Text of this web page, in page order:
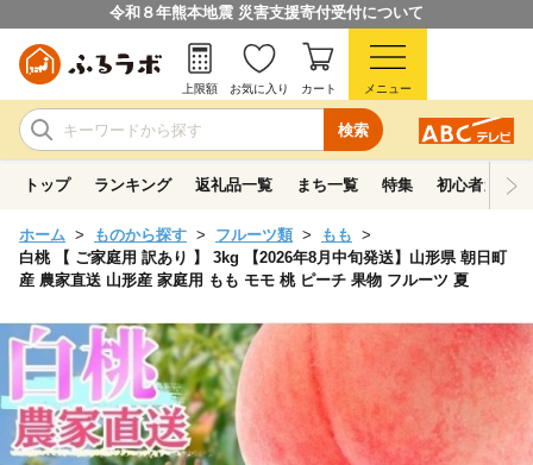
令和８年熊本地震 災害支援寄付受付について
検索
上限額 お気に入り カート メニュー
トップ ランキング 返礼品一覧 まち一覧 特集 初心者ガイド
ホーム ものから探す フルーツ類
もも
白桃 【 ご家庭用 訳あり 】 3kg 【2026年8月中旬発送】山形県 朝日町
産 農家直送 山形産 家庭用 もも モモ 桃 ピーチ 果物 フルーツ 夏